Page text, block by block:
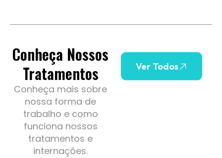
Conheça Nossos
Tratamentos
Conheça mais sobre
nossa forma de
trabalho e como
funciona nossos
tratamentos e
internações.
Ver Todos